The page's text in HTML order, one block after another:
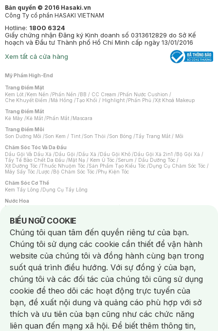
Bản quyền © 2016 Hasaki.vn
Công Ty cổ phần HASAKI VIETNAM
Hotline: 1800 6324
Giấy chứng nhận Đăng ký Kinh doanh số 0313612829 do Sở Kế
hoạch và Đầu tư Thành phố Hồ Chí Minh cấp ngày 13/01/2016
Xem tất cả cửa hàng
Mỹ Phẩm High-End
Trang Điểm Mặt
Kem Lót /Kem Nền /Phấn Nền /BB / CC Cream /Phấn Nước Cushion /
Che Khuyết Điểm /Má Hồng /Tạo Khối / Highlight /Phấn Phủ /Xịt Khoá Makeup
Trang Điểm Mắt
Kẻ Mày /Kẻ Mắt /Phấn Mắt /Mascara
Trang Điểm Môi
Son Dưỡng Môi /Son Kem / Tint /Son Thỏi /Son Bóng /Tẩy Trang Mắt / Môi
Chăm Sóc Tóc Và Da Đầu
Dầu Gội Và Dầu Xả /Dầu Gội /Dầu Xả /Dầu Gội Khô /Dầu Gội Xả 2in1 /Bộ Gội Xả /
Tẩy Tế Bào Chết Da Đầu /Mặt Nạ / Kem Ủ Tóc /Serum / Dầu Dưỡng Tóc /
Xịt Dưỡng Tóc /Thuốc Nhuộm Tóc /Sản Phẩm Tạo Kiểu Tóc /Dụng Cụ Chăm Sóc Tóc /
Máy Sấy Tóc /Lược /Bộ Chăm Sóc Tóc /Phụ Kiện Tóc
Chăm Sóc Cơ Thể
Kem Tẩy Lông /Dụng Cụ Tẩy Lông
Nước Hoa
Nước Hoa Nữ
Chăm Sóc Cá Nhân
Chống Muỗi /Khẩu Trang /Máy Massage/Mặt Nạ Xông Hơi /Nước Rửa Tay/
Sản Phẩm Chăm Sóc Khác /Bàn Chải Đánh Răng /Bàn Chải Điện/
Hỗ Trợ Trắng Răng/Kem Đánh Răng /Máy Tăm Nước/ Nước Súc Miệng/
Tăm / Chỉ Nha Khoa/ Xịt Thơm Miệng / Dung Dịch Vệ Sinh/Dưỡng Vùng Kín/
Khăn Ướt Vệ Sinh Vùng Kín/Băng Vệ Sinh/Tampon/Bọt Cạo Râu /Dao Cạo Râu/
Máy Cạo Râu
Vấn Đề Về Da
Da Dầu / Lỗ Chân Lông To/ Da Khô / Mất Nước/ Da Lão Hóa/ Da Mụn/
Da Nhạy Cảm / Kích Ứng
Da Xỉn Màu Thâm / Nám / Tàn Nhang
Quầng Thâm & Bọng Mắt /Sẹo /Viêm Da Cơ Địa
Dụng Cụ / Phụ Kiện Chăm Sóc Da
Bông Tẩy Trang
Khăn Lau Mặt Khô Dụng Cụ / Máy Rửa Mặt Máy Chăm Sóc Da
Dụng Cụ Chăm Sóc Khác
BIỂU NGỮ COOKIE
Notice about cookies usage
Chúng tôi quan tâm đến quyền riêng tư của bạn.
Chúng tôi sử dụng các cookie cần thiết để vận hành
website của chúng tôi và đồng hành cùng bạn trong
suốt quá trình điều hướng. Với sự đồng ý của bạn,
chúng tôi và các đối tác của chúng tôi cũng sử dụng
cookie để theo dõi các hoạt động trực tuyến của
bạn, đề xuất nội dung và quảng cáo phù hợp với sở
thích và ưu tiên của bạn cũng như các chức năng
liên quan đến mạng xã hội. Để biết thêm thông tin,